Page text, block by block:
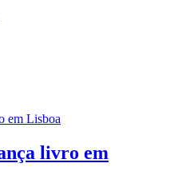
livro em